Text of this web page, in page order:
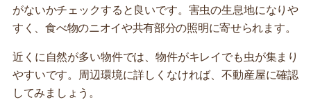
がないかチェックすると良いです。害虫の生息地になりや
すく、食べ物のニオイや共有部分の照明に寄せられます。
近くに自然が多い物件では、物件がキレイでも虫が集まり
やすいです。周辺環境に詳しくなければ、不動産屋に確認
してみましょう。